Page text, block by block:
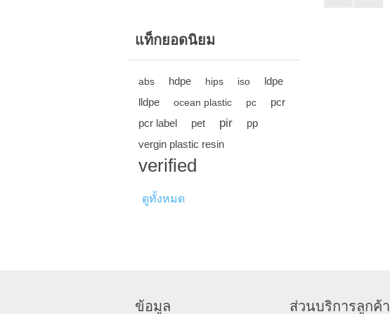
แท็กยอดนิยม
abs hdpe hips iso
ldpe
lldpe
ocean plastic pc
pcr
pcr label
pet pir
pp
vergin plastic resin
verified
ดูทั้งหมด
ข้อมูล ส่วนบริการลูกค้า